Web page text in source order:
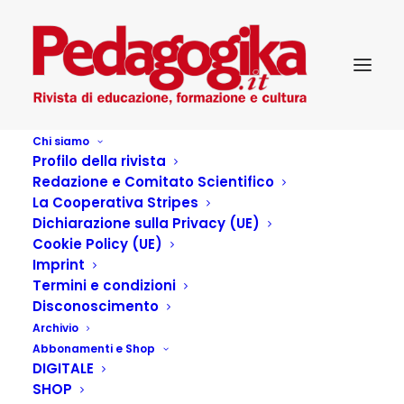
Chi siamo
Profilo della rivista
Redazione e Comitato Scientifico
La Cooperativa Stripes
Dichiarazione sulla Privacy (UE)
Cookie Policy (UE)
Imprint
Termini e condizioni
Disconoscimento
Archivio
Abbonamenti e Shop
DIGITALE
SHOP
Scuola-lavoro: riflessioni
e prospettive
23 LUGLIO 2021 | IN...PEDAGOGIKA DOSSIER
PEDAGOGIKA_XXII_1 - IL MESTIERE DI VIVERE: SCUOLA E
LAVORO